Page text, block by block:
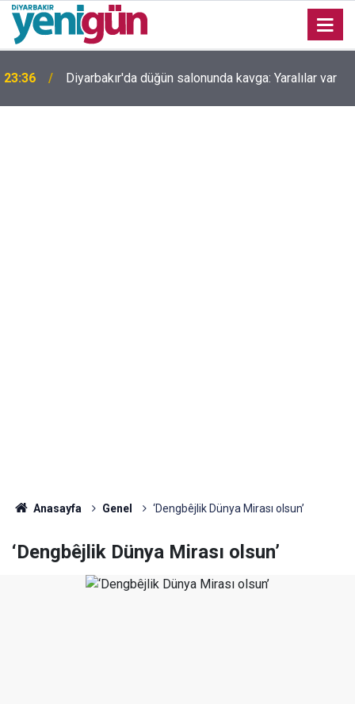
23:36 Diyarbakır'da düğün salonunda kavga: Yaralılar var
Anasayfa Genel ‘Dengbêjlik Dünya Mirası olsun’
‘Dengbêjlik Dünya Mirası olsun’